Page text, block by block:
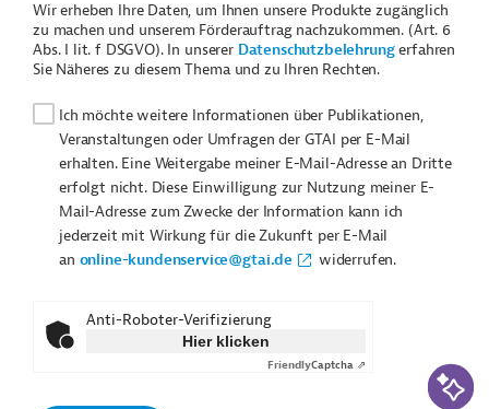
Wir erheben Ihre Daten, um Ihnen unsere Produkte zugänglich
zu machen und unserem Förderauftrag nachzukommen. (Art. 6
Abs. I lit. f DSGVO). In unserer Datenschutzbelehrungerfahren
Sie Näheres zu diesem Thema und zu Ihren Rechten.
Ich möchte weitere Informationen über Publikationen,
Veranstaltungen oder Umfragen der GTAI per E-Mail
erhalten. Eine Weitergabe meiner E-Mail-Adresse an Dritte
erfolgt nicht. Diese Einwilligung zur Nutzung meiner E-
Mail-Adresse zum Zwecke der Information kann ich
jederzeit mit Wirkung für die Zukunft per E-Mail
an online-kundenservice@gtai.de widerrufen.
Anti-Roboter-Verifizierung
Hier klicken
FriendlyCaptcha ⇗ KI-